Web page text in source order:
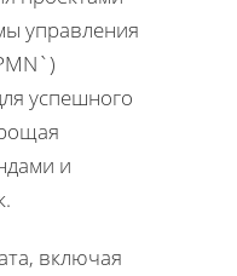
управления
успешного
и
включая